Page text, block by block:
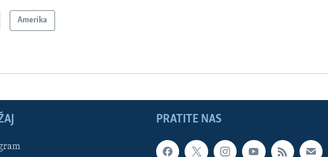
Amerika
PRATITE NAS